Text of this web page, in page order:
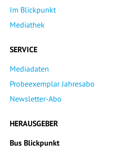
Im Blickpunkt
Mediathek
SERVICE
Mediadaten
Probeexemplar Jahresabo
Newsletter-Abo
HERAUSGEBER
Bus Blickpunkt